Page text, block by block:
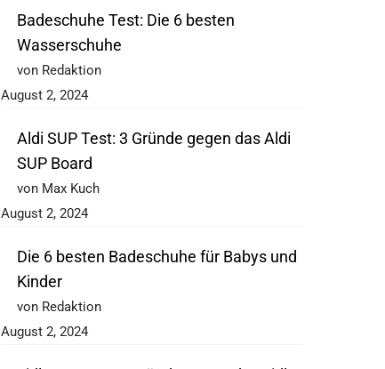
Badeschuhe Test: Die 6 besten
Wasserschuhe
von Redaktion
August 2, 2024
Aldi SUP Test: 3 Gründe gegen das Aldi
SUP Board
von Max Kuch
August 2, 2024
Die 6 besten Badeschuhe für Babys und
Kinder
von Redaktion
August 2, 2024